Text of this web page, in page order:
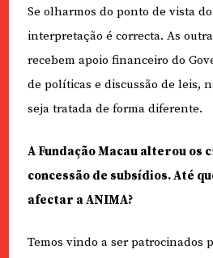
Se olharmos do ponto de vista
interpretação é correcta. As
recebem apoio financeiro do
de políticas e discussão de leis,
seja tratada de forma diferente.
A Fundação Macau alterou os
concessão de subsídios. Até
afectar a ANIMA?
Temos vindo a ser patrocinados